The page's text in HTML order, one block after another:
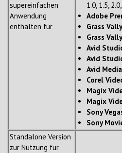
supereinfachen
Anwendung
enthalten für
1.0, 1.5,
Adobe
Grass
Grass
Avid
Avid
Avid
Corel
Magix
Magix
Sony
Sony
Standalone Version
zur Nutzung für